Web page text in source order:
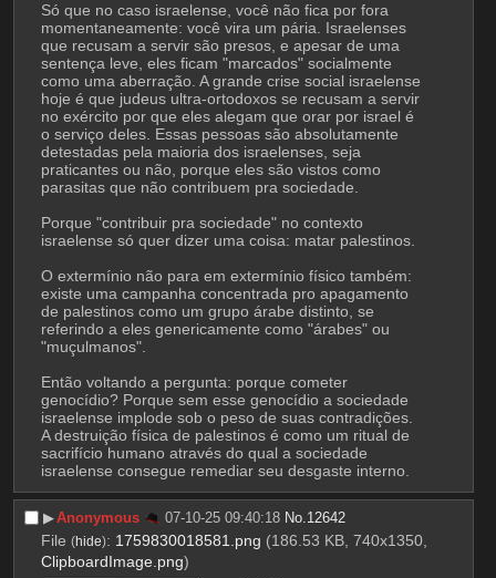
Só que no caso israelense, você não fica por fora
momentaneamente: você vira um pária. Israelenses
que recusam a servir são presos, e apesar de uma
sentença leve, eles ficam "marcados" socialmente
como uma aberração. A grande crise social israelense
hoje é que judeus ultra-ortodoxos se recusam a servir
no exército por que eles alegam que orar por israel é
o serviço deles. Essas pessoas são absolutamente
detestadas pela maioria dos israelenses, seja
praticantes ou não, porque eles são vistos como
parasitas que não contribuem pra sociedade.
Porque "contribuir pra sociedade" no contexto
israelense só quer dizer uma coisa: matar palestinos.
O extermínio não para em extermínio físico também:
existe uma campanha concentrada pro apagamento
de palestinos como um grupo árabe distinto, se
referindo a eles genericamente como "árabes" ou
"muçulmanos".
Então voltando a pergunta: porque cometer
genocídio? Porque sem esse genocídio a sociedade
israelense implode sob o peso de suas contradições.
A destruição física de palestinos é como um ritual de
sacrifício humano através do qual a sociedade
israelense consegue remediar seu desgaste interno.
▶︎Anonymous 07-10-25 09:40:18 No.12642
File (hide): 1759830018581.png (186.53 KB, 740x1350,
ClipboardImage.png)